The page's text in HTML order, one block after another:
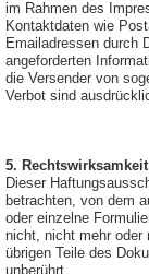
im Rahmen des
Kontaktdaten wie
Emailadressen durch
angeforderten
die Versender von
Verbot sind
5.
Dieser
betrachten, von dem
oder einzelne
nicht, nicht mehr oder
übrigen Teile des
unberührt.